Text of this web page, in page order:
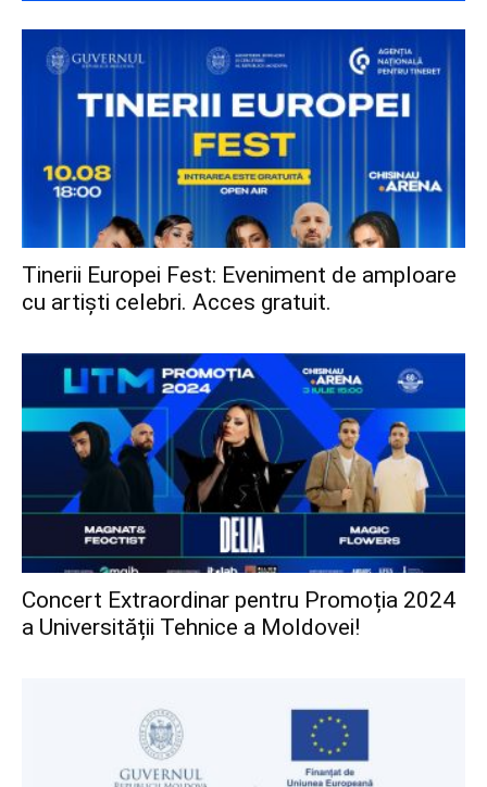
Tinerii Europei Fest: Eveniment de amploare
cu artiști celebri. Acces gratuit.
Concert Extraordinar pentru Promoția 2024
a Universității Tehnice a Moldovei!